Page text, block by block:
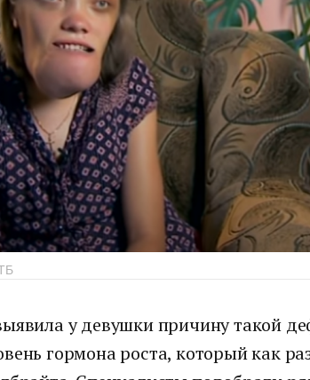
у девушки причину такой
гормона роста, который как